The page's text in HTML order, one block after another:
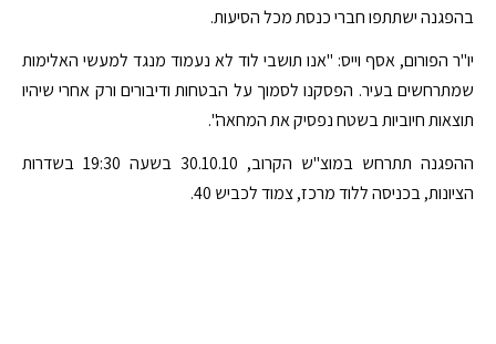
בהפגנה ישתתפו חברי כנסת מכל הסיעות.
יו"ר הפורום, אסף וייס: "אנו תושבי לוד לא נעמוד מנגד למעשי האלימות
שמתרחשים בעיר. הפסקנו לסמוך על הבטחות ודיבורים ורק אחרי שיהיו
תוצאות חיוביות בשטח נפסיק את המחאה".
ההפגנה תתרחש במוצ"ש הקרוב, 30.10.10 בשעה 19:30 בשדרות
הציונות, בכניסה ללוד מרכז, צמוד לכביש 40.